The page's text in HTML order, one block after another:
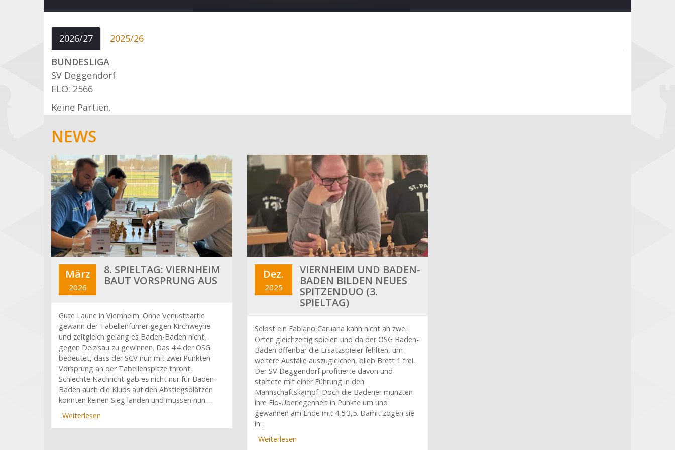
2026/27
2025/26
BUNDESLIGA
SV Deggendorf
ELO: 2566
Keine Partien.
NEWS
März
2026
8. SPIELTAG: VIERNHEIM
BAUT VORSPRUNG AUS
Gute Laune in Viernheim: Ohne Verlustpartie
gewann der Tabellenführer gegen Kirchweyhe
und zeitgleich gelang es Baden-Baden nicht,
gegen Deizisau zu gewinnen. Das 4:4 der OSG
bedeutet, dass der SCV nun mit zwei Punkten
Vorsprung an der Tabellenspitze thront.
Schlechte Nachricht gab es nicht nur für Baden-
Baden auch die Klubs auf den Abstiegsplätzen
konnten keinen Sieg landen und müssen nun…
Weiterlesen
Dez.
2025
VIERNHEIM UND BADEN-
BADEN BILDEN NEUES
SPITZENDUO (3.
SPIELTAG)
Selbst ein Fabiano Caruana kann nicht an zwei
Orten gleichzeitig spielen und da der OSG Baden-
Baden offenbar die Ersatzspieler fehlten, um
weitere Ausfälle auszugleichen, blieb Brett 1 frei.
Der SV Deggendorf profitierte davon und
startete mit einer Führung in den
Mannschaftskampf. Doch die Badener münzten
ihre Elo-Überlegenheit in Punkte um und
gewannen am Ende mit 4,5:3,5. Damit zogen sie
in…
Weiterlesen